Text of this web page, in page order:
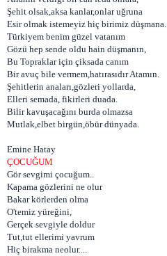
Şehit olsak,aksa kanlar,onlar uğruna
Esir olmak istemeyiz hiç birimiz düşmana.
Türkiyem benim güzel vatanım
Gözü hep sende oldu hain düşmanın,
Bu Topraklar için çiksada canım
Bir avuç bile vermem,hatırasıdır Atamın.
Şehitlerin anaları,gözleri yollarda,
Elleri semada, fikirleri duada.
Bilir kavuşacağını burda olmazsa
Mutlak,elbet birgün,öbür dünyada.
Emine Hatay
ÇOCUĞUM
Gör sevgimi çocuğum..
Kapama gözlerini ne olur
Bakar körlerden olma
O'temiz yüreğini,
Gerçek sevgiyle doldur
Tut,tut ellerimi yavrum
Hiç birakma neolur....